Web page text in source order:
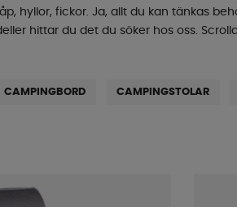
hyllor, fickor. Ja, allt du kan tänkas
hittar du det du söker hos oss.
CAMPINGBORD CAMPINGSTOLAR